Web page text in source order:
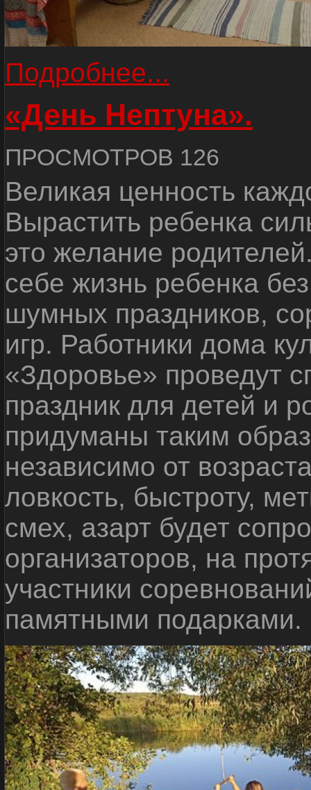
Подробнее...
«День Нептуна».
ПРОСМОТРОВ 126
Великая ценность
Вырастить ребенка
это желание
себе жизнь ребенка
шумных праздников,
игр. Работники дома
«Здоровье» проведут
праздник для детей и
придуманы таким
независимо от
ловкость, быстроту,
смех, азарт будет
организаторов, на
участники
памятными подарками.